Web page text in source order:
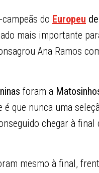
do Europeu
mais importante
Ana Ramos
foram a
que nunca uma
chegar à
mesmo à final,